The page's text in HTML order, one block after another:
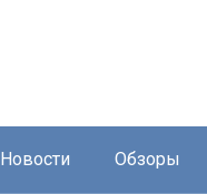
Новости Обзоры